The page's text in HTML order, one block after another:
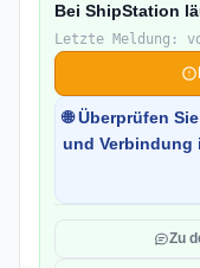
Bei ShipStation
Letzte Meldung:
🌐 Überprüfen
und Verbindung
Zu